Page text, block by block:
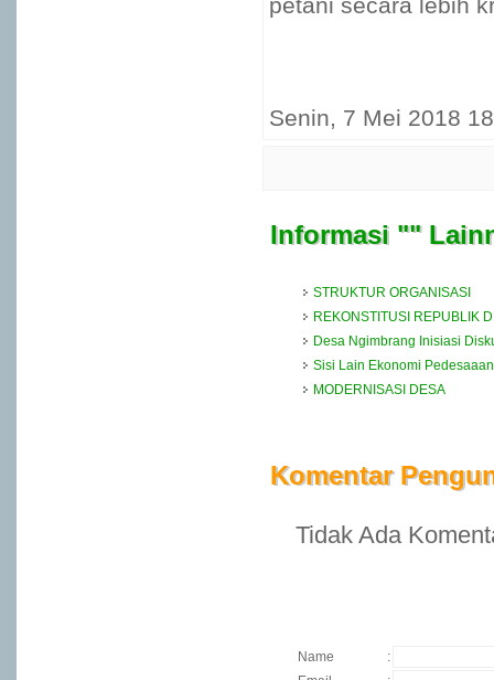
Senin, 7 Mei 2018
Informasi ""
STRUKTUR ORGANISASI
REKONSTITUSI REPUBLIK
Desa Ngimbrang Inisiasi
Sisi Lain Ekonomi
MODERNISASI DESA
Komentar
Tidak Ada
Name
: